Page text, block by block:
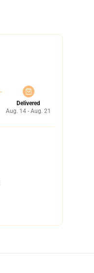
Delivered
Aug. 14 - Aug. 21